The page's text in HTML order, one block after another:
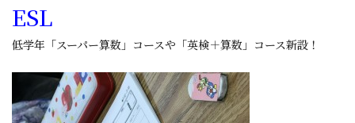
ESL
低学年「スーパー算数」コースや「英検＋算数」コース新設！